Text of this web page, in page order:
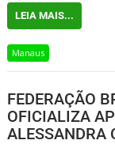
LEIA MAIS...
Manaus
FEDERAÇÃO
OFICIALIZA
ALESSANDRA